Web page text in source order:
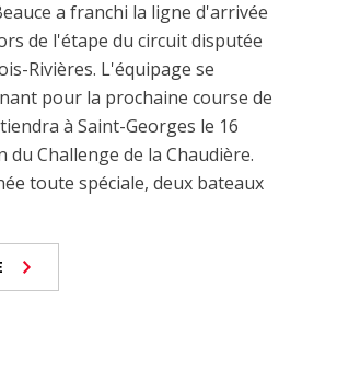
a franchi la ligne d'arrivée
de l'étape du circuit disputée
Rivières. L'équipage se
pour la prochaine course de
à Saint-Georges le 16
du Challenge de la Chaudière.
toute spéciale, deux bateaux